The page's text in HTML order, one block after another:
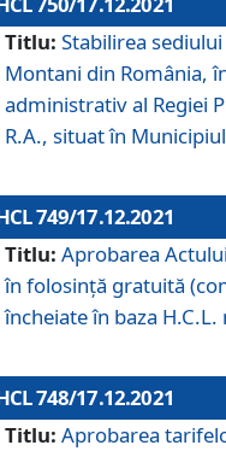
Titlu: Stabilirea
Montani din România,
administrativ al Regiei
R.A., situat în
749/17.12.2021
Titlu: Aprobarea
în folosință gratuită
încheiate în baza
748/17.12.2021
Titlu: Aprobarea